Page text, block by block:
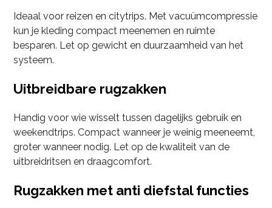
Ideaal voor reizen en citytrips. Met vacuümcompressie
kun je kleding compact meenemen en ruimte
besparen. Let op gewicht en duurzaamheid van het
systeem.
Uitbreidbare rugzakken
Handig voor wie wisselt tussen dagelijks gebruik en
weekendtrips. Compact wanneer je weinig meeneemt,
groter wanneer nodig. Let op de kwaliteit van de
uitbreidritsen en draagcomfort.
Rugzakken met anti diefstal functies